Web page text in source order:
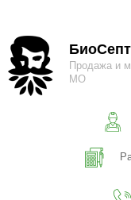
Продажа и
МО